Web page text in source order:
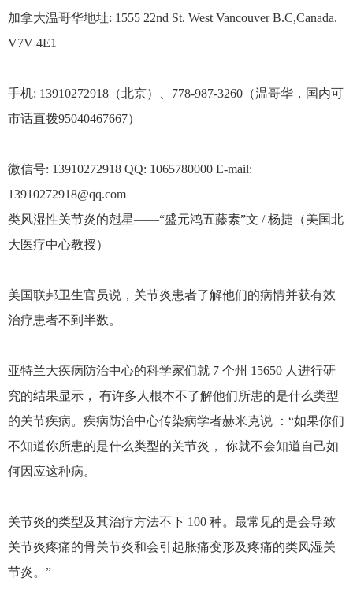
加拿大温哥华地址: 1555 22nd St. West Vancouver B.C,Canada.
V7V 4E1
手机: 13910272918（北京）、778-987-3260（温哥华，国内可
市话直拨95040467667）
微信号: 13910272918 QQ: 1065780000 E-mail:
13910272918@qq.com
类风湿性关节炎的尅星——“盛元鸿五藤素”文 / 杨捷（美国北
大医疗中心教授）
美国联邦卫生官员说，关节炎患者了解他们的病情并获有效
治疗患者不到半数。
亚特兰大疾病防治中心的科学家们就 7 个州 15650 人进行研
究的结果显示， 有许多人根本不了解他们所患的是什么类型
的关节疾病。疾病防治中心传染病学者赫米克说 ：“如果你们
不知道你所患的是什么类型的关节炎， 你就不会知道自己如
何因应这种病。
关节炎的类型及其治疗方法不下 100 种。最常见的是会导致
关节炎疼痛的骨关节炎和会引起胀痛变形及疼痛的类风湿关
节炎。”